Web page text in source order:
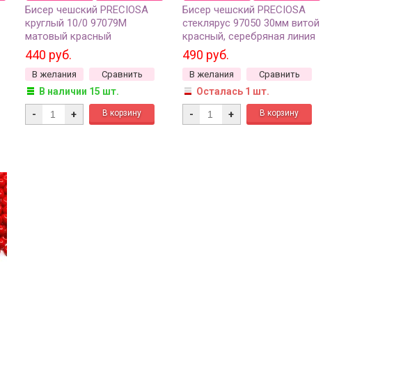
Бисер чешский PRECIOSA
круглый 10/0 97079М
матовый красный
радужный, серебряная
линия внутри, 1 сорт, 50г
440 руб.
В желания Сравнить
В наличии 15 шт.
- +
Бисер чешский PRECIOSA
стеклярус 97050 30мм витой
красный, серебряная линия
внутри, 50г
490 руб.
В желания Сравнить
Осталась 1 шт.
- +